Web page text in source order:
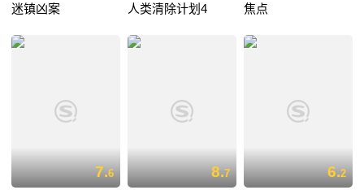
迷镇凶案 人类清除计划4 焦点
7.6 8.7 6.2